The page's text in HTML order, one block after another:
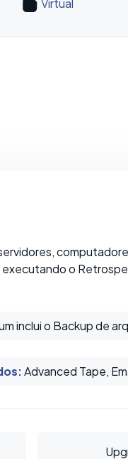
Virtual
o
inclui o Backup de
:Advanced Tape,